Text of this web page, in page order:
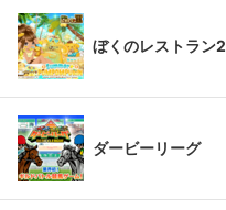
ぼくのレストラン2
ダービーリーグ